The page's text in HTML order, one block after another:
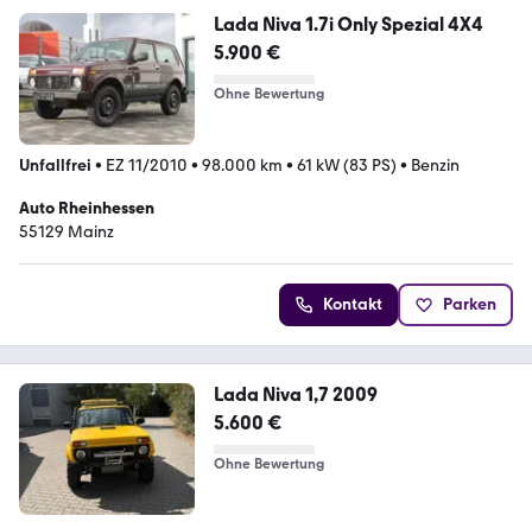
Lada Niva 1.7i Only Spezial 4X4
5.900 €
Ohne Bewertung
Unfallfrei • EZ 11/2010 • 98.000 km • 61 kW (83 PS) • Benzin
Auto Rheinhessen
55129 Mainz
Kontakt Parken
Lada Niva 1,7 2009
5.600 €
Ohne Bewertung